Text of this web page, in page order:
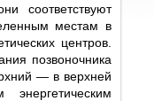
соответствуют
местам в
центров.
позвоночника
— в верхней